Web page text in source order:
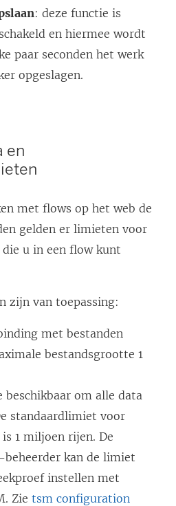
: deze functie is
en hiermee wordt
paar seconden het werk
opgeslagen.
en
met flows op het web de
gelden er limieten voor
u in een flow kunt
zijn van toepassing:
met bestanden
bestandsgrootte 1
beschikbaar om alle data
standaardlimiet voor
1 miljoen rijen. De
beheerder kan de limiet
instellen met
Zie tsm configuration